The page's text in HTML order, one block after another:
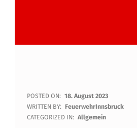
D
I
POSTED ON: 18. August 2023
WRITTEN BY: FeuerwehrInnsbruck
CATEGORIZED IN: Allgemein